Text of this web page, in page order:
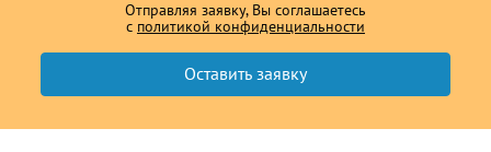
Отправляя заявку, Вы соглашаетесь
с политикой конфиденциальности